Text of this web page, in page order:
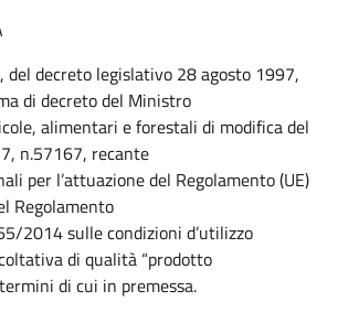
del decreto legislativo 28 agosto 1997,
di decreto del Ministro
alimentari e forestali di modifica del
n.57167, recante
per l’attuazione del Regolamento (UE)
Regolamento
2014 sulle condizioni d’utilizzo
di qualità “prodotto
di cui in premessa.